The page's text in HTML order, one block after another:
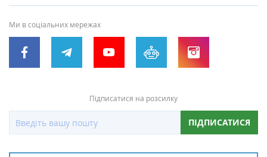
Ми в соціальних мережах
Підписатися на розсилку
ПІДПИСАТИСЯ